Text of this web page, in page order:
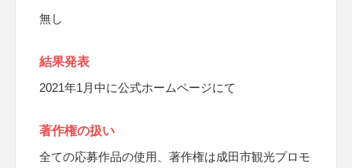
無し
結果発表
2021年1月中に公式ホームページにて
著作権の扱い
全ての応募作品の使用、著作権は成田市観光プロモ